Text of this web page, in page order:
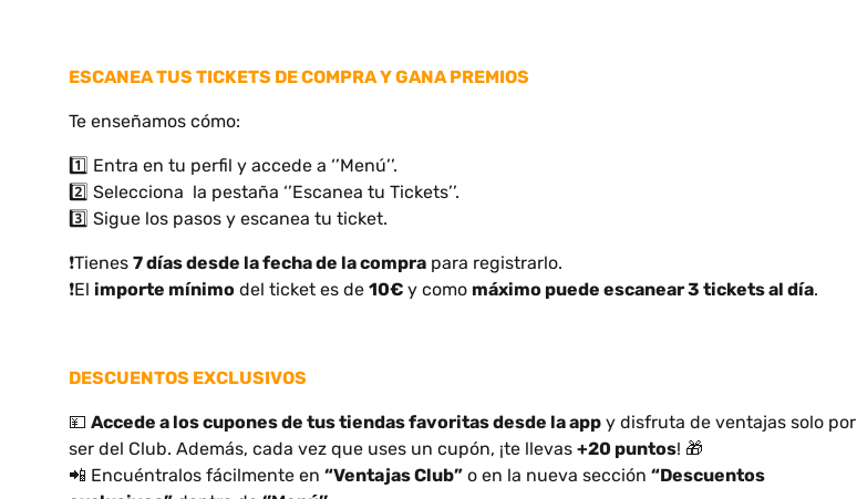
ESCANEA TUS TICKETS DE COMPRA Y GANA PREMIOS
Te enseñamos cómo:
1️⃣ Entra en tu perfil y accede a ‘’Menú’’.
2️⃣ Selecciona la pestaña ‘’Escanea tu Tickets’’.
3️⃣ Sigue los pasos y escanea tu ticket.
❗Tienes 7 días desde la fecha de la compra para registrarlo.
❗El importe mínimo del ticket es de 10€ y como máximo puede escanear 3 tickets al día.
DESCUENTOS EXCLUSIVOS
💴 Accede a los cupones de tus tiendas favoritas desde la app y disfruta de ventajas solo por
ser del Club. Además, cada vez que uses un cupón, ¡te llevas +20 puntos! 🎁
📲 Encuéntralos fácilmente en “Ventajas Club” o en la nueva sección “Descuentos